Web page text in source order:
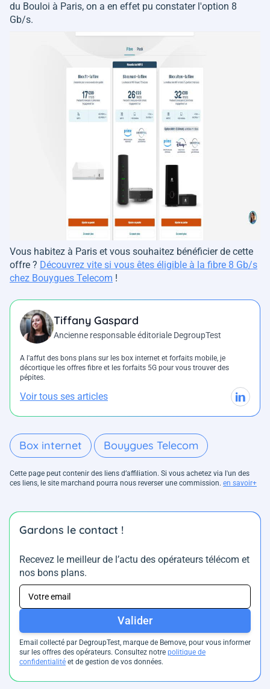
du Bouloi à Paris, on a en effet pu constater l'option 8
Gb/s.
Vous habitez à Paris et vous souhaitez bénéficier de cette
offre ? Découvrez vite si vous êtes éligible à la fibre 8 Gb/s
chez Bouygues Telecom !
Tiffany Gaspard
Ancienne responsable éditoriale DegroupTest
A l'affut des bons plans sur les box internet et forfaits mobile, je
décortique les offres fibre et les forfaits 5G pour vous trouver des
pépites.
Voir tous ses articles
Box internet Bouygues Telecom
Cette page peut contenir des liens d’affiliation. Si vous achetez via l'un des
ces liens, le site marchand pourra nous reverser une commission. en savoir+
Gardons le contact !
Recevez le meilleur de l’actu des opérateurs télécom et
nos bons plans.
Valider
Email collecté par DegroupTest, marque de Bemove, pour vous informer
sur les offres des opérateurs. Consultez notre politique de
confidentialité et de gestion de vos données.